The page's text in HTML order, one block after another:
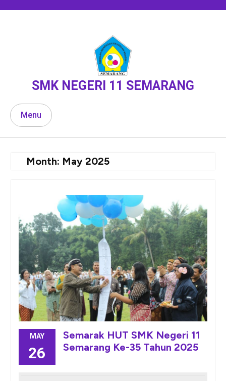
SMK NEGERI 11 SEMARANG
Menu
Month: May 2025
MAY
26
Semarak HUT SMK Negeri 11
Semarang Ke-35 Tahun 2025